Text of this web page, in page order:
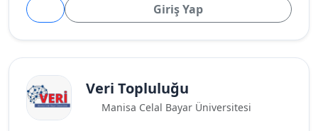
Giriş Yap
Veri Topluluğu
Manisa Celal Bayar Üniversitesi